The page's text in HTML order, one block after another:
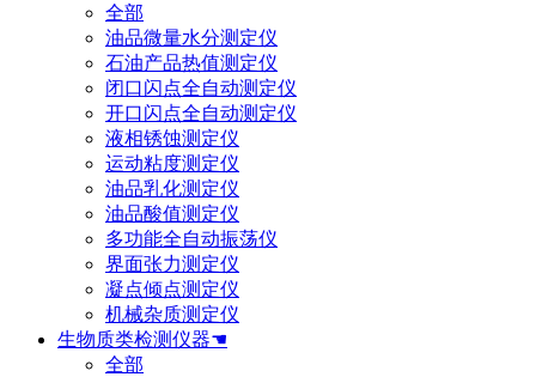
全部
油品微量水分测定仪
石油产品热值测定仪
闭口闪点全自动测定仪
开口闪点全自动测定仪
液相锈蚀测定仪
运动粘度测定仪
油品乳化测定仪
油品酸值测定仪
多功能全自动振荡仪
界面张力测定仪
凝点倾点测定仪
机械杂质测定仪
生物质类检测仪器☚
全部